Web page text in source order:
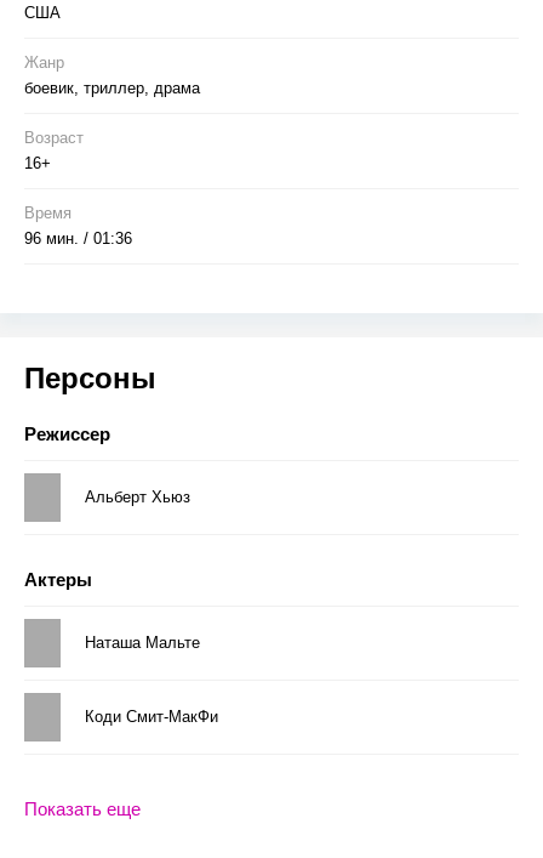
США
Жанр
боевик, триллер, драма
Возраст
16+
Время
96 мин. / 01:36
Персоны
Режиссер
Альберт Хьюз
Актеры
Наташа Мальте
Коди Смит-МакФи
Показать еще